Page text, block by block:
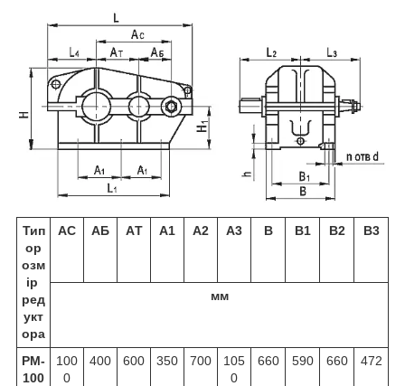
Тип
ор
озм
ір
ред
укт
ора
АC АБ АT А1 А2 А3 В В1 В2 В3
мм
РМ-
100
100
0
400 600 350 700
105
0
660 590 660 472